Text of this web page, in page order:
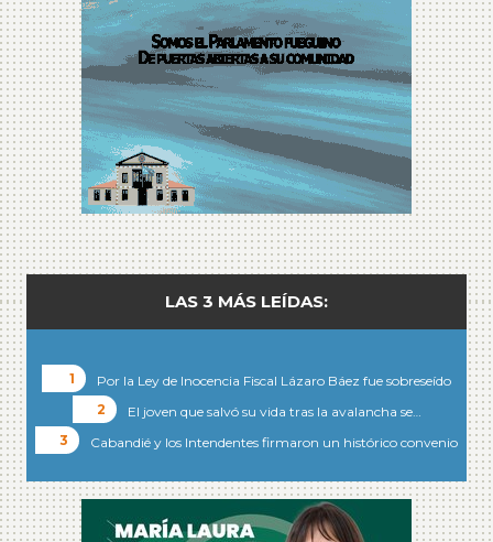
LAS 3 MÁS LEÍDAS:
Por la Ley de Inocencia Fiscal Lázaro Báez fue sobreseído
El joven que salvó su vida tras la avalancha se…
Cabandié y los Intendentes firmaron un histórico convenio